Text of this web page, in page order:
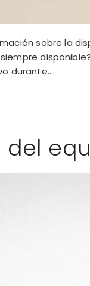
sobre la
durante...